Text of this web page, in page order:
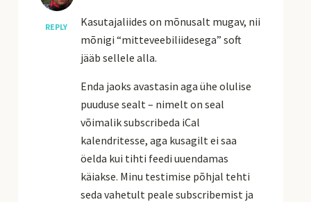
REPLY
Kasutajaliides on mõnusalt mugav, nii
mõnigi “mitteveebiliidesega” soft
jääb sellele alla.
Enda jaoks avastasin aga ühe olulise
puuduse sealt – nimelt on seal
võimalik subscribeda iCal
kalendritesse, aga kusagilt ei saa
öelda kui tihti feedi uuendamas
käiakse. Minu testimise põhjal tehti
seda vahetult peale subscribemist ja